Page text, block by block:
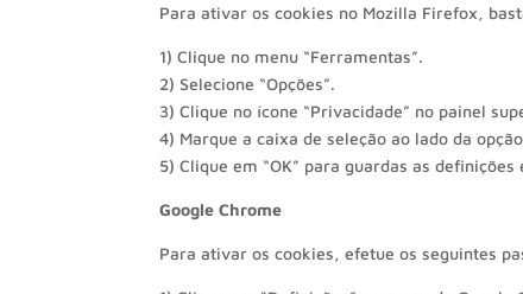
Para ativar os cookies no Mozilla Firefox,
1) Clique no menu “Ferramentas”.
2) Selecione “Opções”.
3) Clique no ícone “Privacidade” no painel
4) Marque a caixa de seleção ao lado da
5) Clique em “OK” para guardas as definições
Google Chrome
Para ativar os cookies, efetue os seguintes